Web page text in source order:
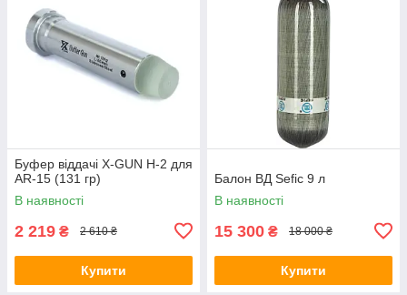
Буфер віддачі X-GUN H-2 для
AR-15 (131 гр)
В наявності
2 219 ₴ 2 610 ₴
Купити
Балон ВД Sefic 9 л
В наявності
15 300 ₴ 18 000 ₴
Купити